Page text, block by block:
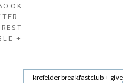
+
krefelder breakfastclub + give